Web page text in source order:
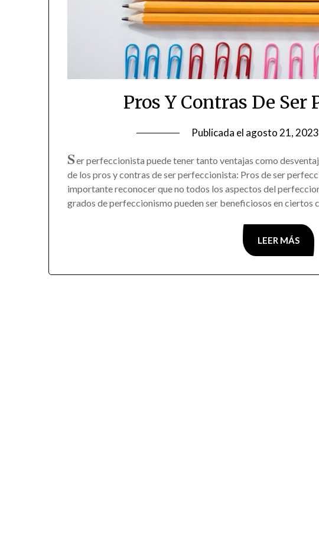
Pros Y Contras De Ser
Publicada el agosto 21, 2023
Ser perfeccionista puede tener tanto ventajas como
de los pros y contras de ser perfeccionista: Pros de ser
importante reconocer que no todos los aspectos del
grados de perfeccionismo pueden ser beneficiosos en ciertos
LEER MÁS